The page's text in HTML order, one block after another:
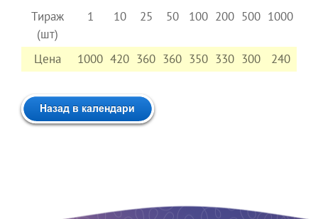
Тираж
(шт)
1 10 25 50 100 200 500 1000
Цена 1000 420 360 360 350 330 300 240